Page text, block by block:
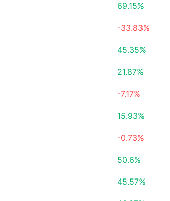
69.15%
-33.83%
45.35%
21.87%
-7.17%
15.93%
-0.73%
50.6%
45.57%